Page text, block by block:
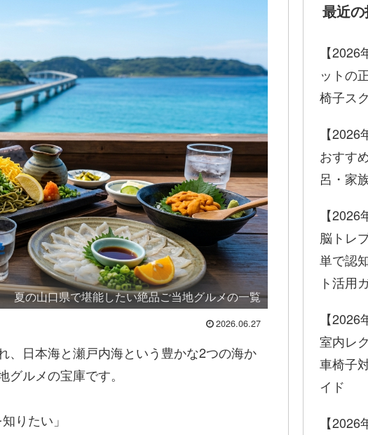
夏の山口県で堪能したい絶品ご当地グルメの一覧
2026.06.27
、日本海と瀬戸内海という豊かな2つの海か
ルメの宝庫です。
りたい」
最近
【
ットの
椅子ス
【
おすす
呂・家
【
脳トレ
単で認
ト活用
【
室内レ
車椅子
イド
【